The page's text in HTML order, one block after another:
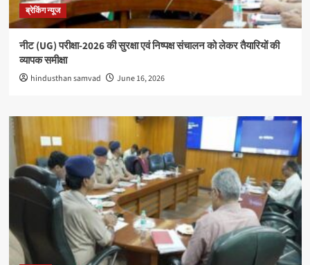
ब्रेकिंग न्यूज
नीट (UG) परीक्षा-2026 की सुरक्षा एवं निष्पक्ष संचालन को लेकर तैयारियों की
व्यापक समीक्षा
hindusthan samvad June 16, 2026